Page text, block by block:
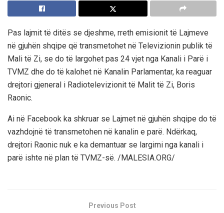
Pas lajmit të ditës se djeshme, rreth emisionit të Lajmeve
në gjuhën shqipe që transmetohet në Televizionin publik të
Mali të Zi, se do të largohet pas 24 vjet nga Kanali i Parë i
TVMZ dhe do të kalohet në Kanalin Parlamentar, ka reaguar
drejtori gjeneral i Radiotelevizionit të Malit të Zi, Boris
Raonic.
Ai në Facebook ka shkruar se Lajmet në gjuhën shqipe do të
vazhdojnë të transmetohen në kanalin e parë. Ndërkaq,
drejtori Raonic nuk e ka demantuar se largimi nga kanali i
parë ishte në plan të TVMZ-së. /MALESIA.ORG/
Previous Post